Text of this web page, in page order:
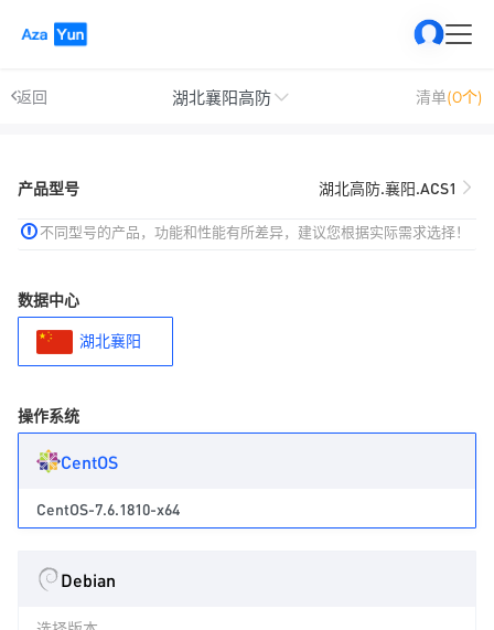
返回 湖北襄阳高防 清单(0个)
产品型号 湖北高防.襄阳.ACS1
不同型号的产品，功能和性能有所差异，建议您根据实际需求选择！
数据中心
湖北襄阳
操作系统
CentOS
CentOS-7.6.1810-x64
Debian